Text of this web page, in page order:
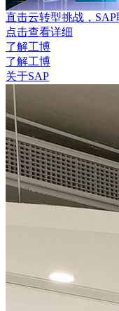
直击云转型挑战，
点击查看详细
了解工博
了解工博
关于SAP